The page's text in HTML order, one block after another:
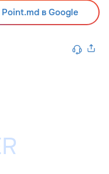
в Google